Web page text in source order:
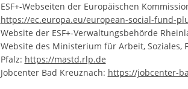
ESF+-Webseiten der Europäischen
https://ec.europa.eu/european-social-fund-
Website der ESF+-Verwaltungsbehörde
Website des Ministerium für Arbeit, Soziales,
Pfalz: https://mastd.rlp.de
Jobcenter Bad Kreuznach: https://jobcenter-